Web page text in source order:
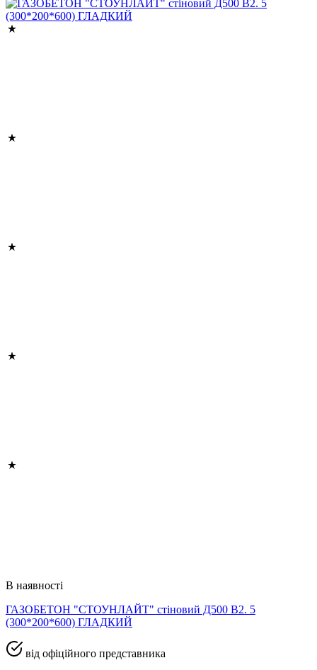
В наявності
ГАЗОБЕТОН "СТОУНЛАЙТ" стіновий Д500 В2. 5
(300*200*600) ГЛАДКИЙ
від офіційного представника